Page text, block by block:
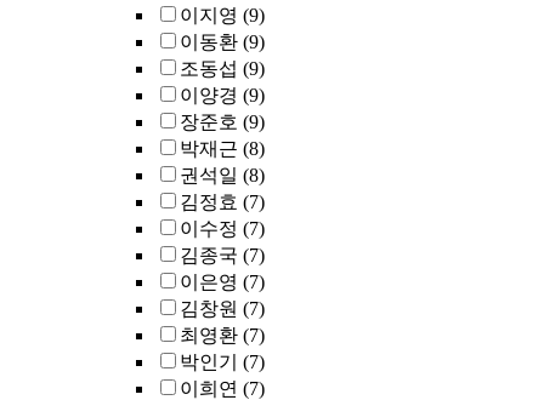
이지영 (9)
이동환 (9)
조동섭 (9)
이양경 (9)
장준호 (9)
박재근 (8)
권석일 (8)
김정효 (7)
이수정 (7)
김종국 (7)
이은영 (7)
김창원 (7)
최영환 (7)
박인기
(7)
이희연 (7)